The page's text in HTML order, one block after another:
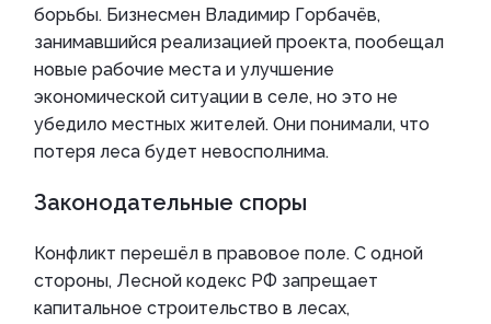
борьбы. Бизнесмен Владимир Горбачёв,
занимавшийся реализацией проекта, пообещал
новые рабочие места и улучшение
экономической ситуации в селе, но это не
убедило местных жителей. Они понимали, что
потеря леса будет невосполнима.
Законодательные споры
Конфликт перешёл в правовое поле. С одной
стороны, Лесной кодекс РФ запрещает
капитальное строительство в лесах,